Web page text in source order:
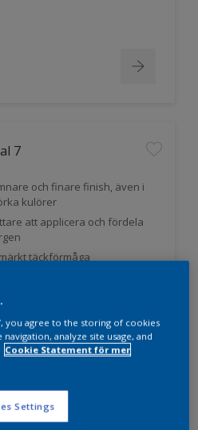
7
och finare finish, även i
kulörer
att applicera och fördela
täckförmåga
10
you agree to the storing of cookies
analyze site usage, and
Cookie Statement för mer
Settings